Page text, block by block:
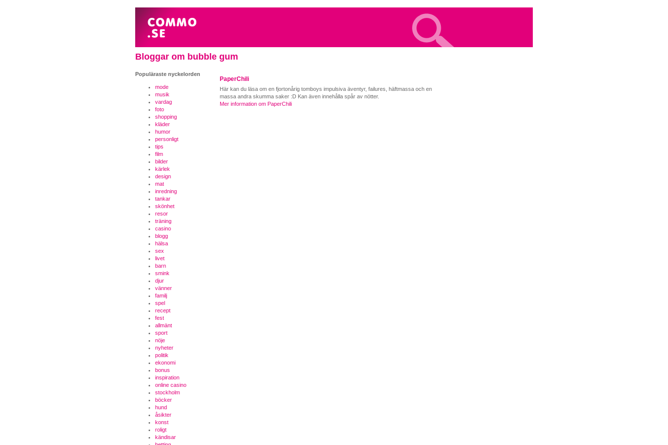
Bloggar om bubble gum
Populäraste nyckelorden
mode
musik
vardag
foto
shopping
kläder
humor
personligt
tips
film
bilder
kärlek
design
mat
inredning
tankar
skönhet
resor
träning
casino
blogg
hälsa
sex
livet
barn
smink
djur
vänner
familj
spel
recept
fest
allmänt
sport
nöje
nyheter
politik
ekonomi
bonus
inspiration
online casino
stockholm
böcker
hund
åsikter
konst
roligt
kändisar
PaperChili
Här kan du läsa om en fjortonårig tomboys impulsiva äventyr, failures, häftmassa och en
massa andra skumma saker :D Kan även innehålla spår av nötter.
Mer information om PaperChili